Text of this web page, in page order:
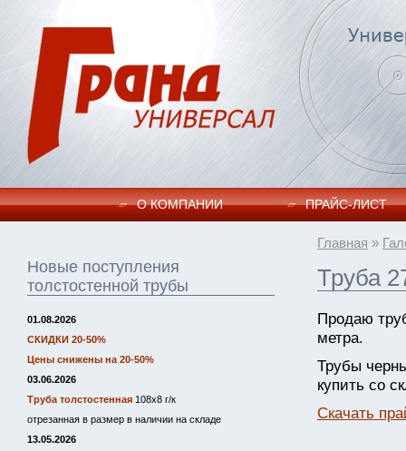
О КОМПАНИИ ПРАЙC-ЛИСТ
Новые поступления
толстостенной трубы
01.08.2026
СКИДКИ 20-50%
Цены снижены на 20-50%
03.06.2026
Труба толстостенная 108х8 г/к
отрезанная в размер в наличии на складе
13.05.2026
Главная »
Труба
Продаю
метра.
Трубы
купить со
Скачать